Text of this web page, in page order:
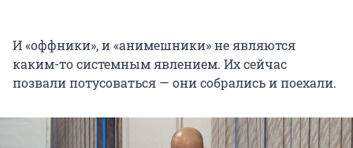
И «оффники», и «анимешники» не являются
каким-то системным явлением. Их сейчас
позвали потусоваться — они собрались и поехали.